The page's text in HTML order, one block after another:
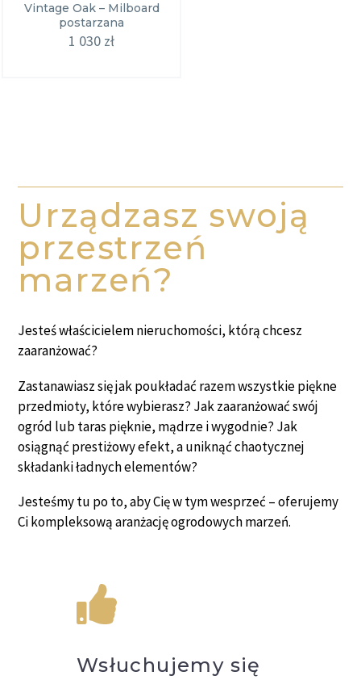
Vintage Oak – Milboard
postarzana
1 030 zł
Urządzasz swoją
przestrzeń
marzeń?
Jesteś właścicielem nieruchomości, którą chcesz
zaaranżować?
Zastanawiasz się jak poukładać razem wszystkie piękne
przedmioty, które wybierasz? Jak zaaranżować swój
ogród lub taras pięknie, mądrze i wygodnie? Jak
osiągnąć prestiżowy efekt, a uniknąć chaotycznej
składanki ładnych elementów?
Jesteśmy tu po to, aby Cię w tym wesprzeć – oferujemy
Ci kompleksową aranżację ogrodowych marzeń.
Wsłuchujemy się